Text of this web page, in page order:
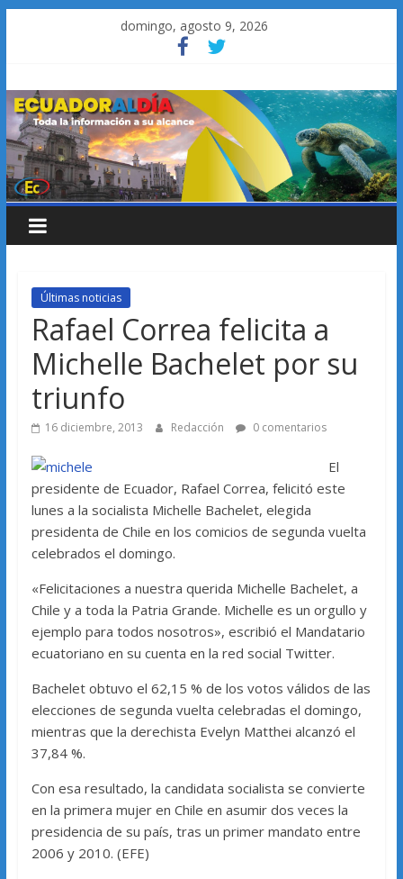
domingo, agosto 9, 2026
Últimas noticias
Rafael Correa felicita a
Michelle Bachelet por su
triunfo
16 diciembre, 2013 Redacción 0 comentarios
El
presidente de Ecuador, Rafael Correa, felicitó este
lunes a la socialista Michelle Bachelet, elegida
presidenta de Chile en los comicios de segunda vuelta
celebrados el domingo.
«Felicitaciones a nuestra querida Michelle Bachelet, a
Chile y a toda la Patria Grande. Michelle es un orgullo y
ejemplo para todos nosotros», escribió el Mandatario
ecuatoriano en su cuenta en la red social Twitter.
Bachelet obtuvo el 62,15 % de los votos válidos de las
elecciones de segunda vuelta celebradas el domingo,
mientras que la derechista Evelyn Matthei alcanzó el
37,84 %.
Con esa resultado, la candidata socialista se convierte
en la primera mujer en Chile en asumir dos veces la
presidencia de su país, tras un primer mandato entre
2006 y 2010. (EFE)